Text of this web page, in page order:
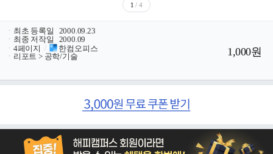
1 / 4
ㆍ 최초 등록일
2000.09.23
ㆍ 최종 저작일
2000.09
ㆍ 4페이지 /
한컴오피스
ㆍ 리포트 > 공학/기술 1,000원